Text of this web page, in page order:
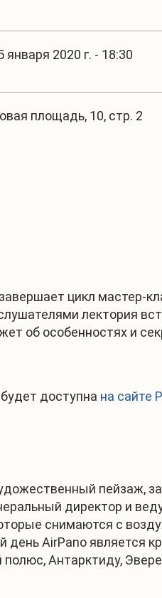
января 2020 г. - 18:30
площадь, 10, стр. 2
цикл мастер-
лектория
об особенностях и
доступна на сайте
пейзаж,
директор и
снимаются с
день AirPano является
Антарктиду,